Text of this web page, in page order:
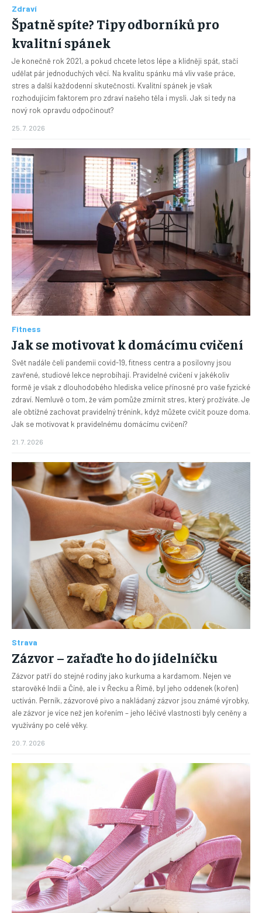
Zdraví
Špatně spíte? Tipy odborníků pro
kvalitní spánek
Je konečně rok 2021, a pokud chcete letos lépe a klidněji spát, stačí
udělat pár jednoduchých věcí. Na kvalitu spánku má vliv vaše práce,
stres a další každodenní skutečnosti. Kvalitní spánek je však
rozhodujícím faktorem pro zdraví našeho těla i mysli. Jak si tedy na
nový rok opravdu odpočinout?
25. 7. 2026
Fitness
Jak se motivovat k domácímu cvičení
Svět nadále čelí pandemii covid-19, fitness centra a posilovny jsou
zavřené, studiové lekce neprobíhají. Pravidelné cvičení v jakékoliv
formě je však z dlouhodobého hlediska velice přínosné pro vaše fyzické
zdraví. Nemluvě o tom, že vám pomůže zmírnit stres, který prožíváte. Je
ale obtížné zachovat pravidelný trénink, když můžete cvičit pouze doma.
Jak se motivovat k pravidelnému domácímu cvičení?
21. 7. 2026
Strava
Zázvor – zařaďte ho do jídelníčku
Zázvor patří do stejné rodiny jako kurkuma a kardamom. Nejen ve
starověké Indii a Číně, ale i v Řecku a Římě, byl jeho oddenek (kořen)
uctíván. Perník, zázvorové pivo a nakládaný zázvor jsou známé výrobky,
ale zázvor je více než jen kořením – jeho léčivé vlastnosti byly ceněny a
využívány po celé věky.
20. 7. 2026